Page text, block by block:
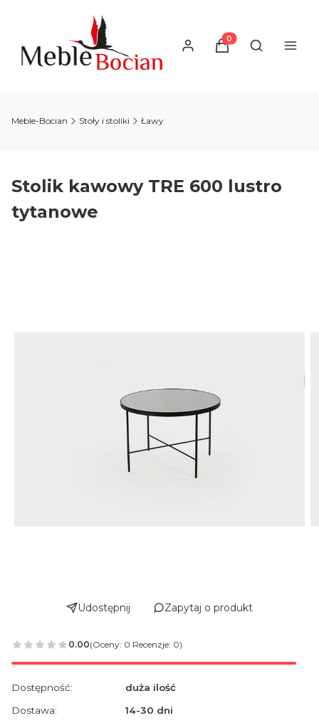
Produkty w
Otwórz
Meble-Bocian Stoły i stoliki Ławy
Stolik kawowy TRE 600 lustro
tytanowe
Udostępnij Zapytaj o produkt
0.00(Oceny: 0 Recenzje: 0)
Dostępność:
duża ilość
Dostawa:
14-30 dni